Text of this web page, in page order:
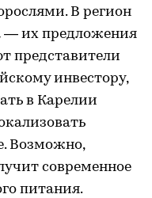
В регион
— их предложения
представители
инвестору,
в Карелии
Возможно,
современное
питания.